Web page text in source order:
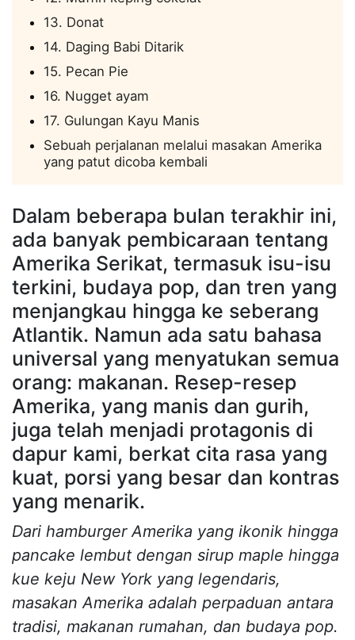
13. Donat
14. Daging Babi Ditarik
15. Pecan Pie
16. Nugget ayam
17. Gulungan Kayu Manis
Sebuah perjalanan melalui masakan Amerika
yang patut dicoba kembali
Dalam beberapa bulan terakhir ini,
ada banyak pembicaraan tentang
Amerika Serikat, termasuk isu-isu
terkini, budaya pop, dan tren yang
menjangkau hingga ke seberang
Atlantik. Namun ada satu bahasa
universal yang menyatukan semua
orang: makanan. Resep-resep
Amerika, yang manis dan gurih,
juga telah menjadi protagonis di
dapur kami, berkat cita rasa yang
kuat, porsi yang besar dan kontras
yang menarik.
Dari hamburger Amerika yang ikonik hingga
pancake lembut dengan sirup maple hingga
kue keju New York yang legendaris,
masakan Amerika adalah perpaduan antara
tradisi, makanan rumahan, dan budaya pop.